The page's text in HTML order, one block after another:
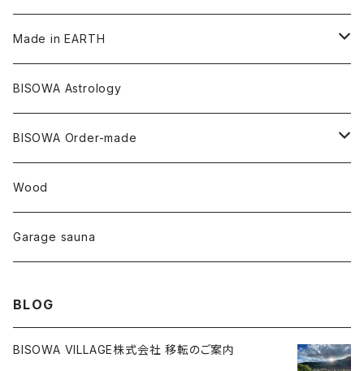
メタモルフォーゼス
クォーツインクォーツ
デュモルチェライト
タンザナイト
ムーンストーン
中国
アメリカ
キーホルダー
オーガニックコットン
HAZE 和蝋燭
縁キャンドル
陶器
大蝶恵美子
Tomoko Uemura Art 麻炭陶器
Cosmic hemp
YUGEN GLASS
others
foods
オーガニックコットン
バンブー
オーガニックフリース
ヘアゴム
宇佐美聖子
Made in EARTH
Misakubo Japan
碧-AOI-の松葉天然酵母パン
Uwajima Japan
BISOWA Astrology
BISOWA Order-made
∞Seiko Usami∞
Wood
Garage sauna
BLOG
BISOWA VILLAGE株式会社 移転のご案内